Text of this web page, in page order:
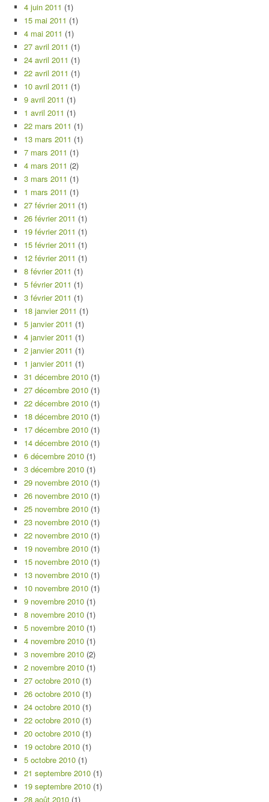
4 juin 2011 (1)
15 mai 2011 (1)
4 mai 2011 (1)
27 avril 2011 (1)
24 avril 2011 (1)
22 avril 2011 (1)
10 avril 2011 (1)
9 avril 2011 (1)
1 avril 2011 (1)
22 mars 2011 (1)
13 mars 2011 (1)
7 mars 2011 (1)
4 mars 2011 (2)
3 mars 2011 (1)
1 mars 2011 (1)
27 février 2011 (1)
26 février 2011 (1)
19 février 2011 (1)
15 février 2011 (1)
12 février 2011 (1)
8 février 2011 (1)
5 février 2011 (1)
3 février 2011 (1)
18 janvier 2011 (1)
5 janvier 2011 (1)
4 janvier 2011 (1)
2 janvier 2011 (1)
1 janvier 2011 (1)
31 décembre 2010 (1)
27 décembre 2010 (1)
22 décembre 2010 (1)
18 décembre 2010 (1)
17 décembre 2010 (1)
14 décembre 2010 (1)
6 décembre 2010 (1)
3 décembre 2010 (1)
29 novembre 2010 (1)
26 novembre 2010 (1)
25 novembre 2010 (1)
23 novembre 2010 (1)
22 novembre 2010 (1)
19 novembre 2010 (1)
15 novembre 2010 (1)
13 novembre 2010 (1)
10 novembre 2010 (1)
9 novembre 2010 (1)
8 novembre 2010 (1)
5 novembre 2010 (1)
4 novembre 2010 (1)
3 novembre 2010 (2)
2 novembre 2010 (1)
27 octobre 2010 (1)
26 octobre 2010 (1)
24 octobre 2010 (1)
22 octobre 2010 (1)
20 octobre 2010 (1)
19 octobre 2010 (1)
5 octobre 2010 (1)
21 septembre 2010 (1)
19 septembre 2010 (1)
28 août 2010 (1)